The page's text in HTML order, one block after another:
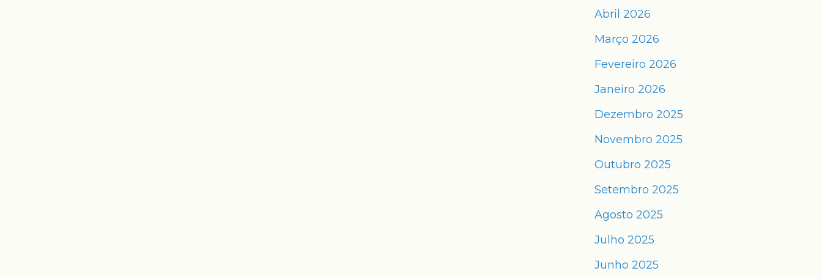
Abril 2026
Março 2026
Fevereiro 2026
Janeiro 2026
Dezembro 2025
Novembro 2025
Outubro 2025
Setembro 2025
Agosto 2025
Julho 2025
Junho 2025